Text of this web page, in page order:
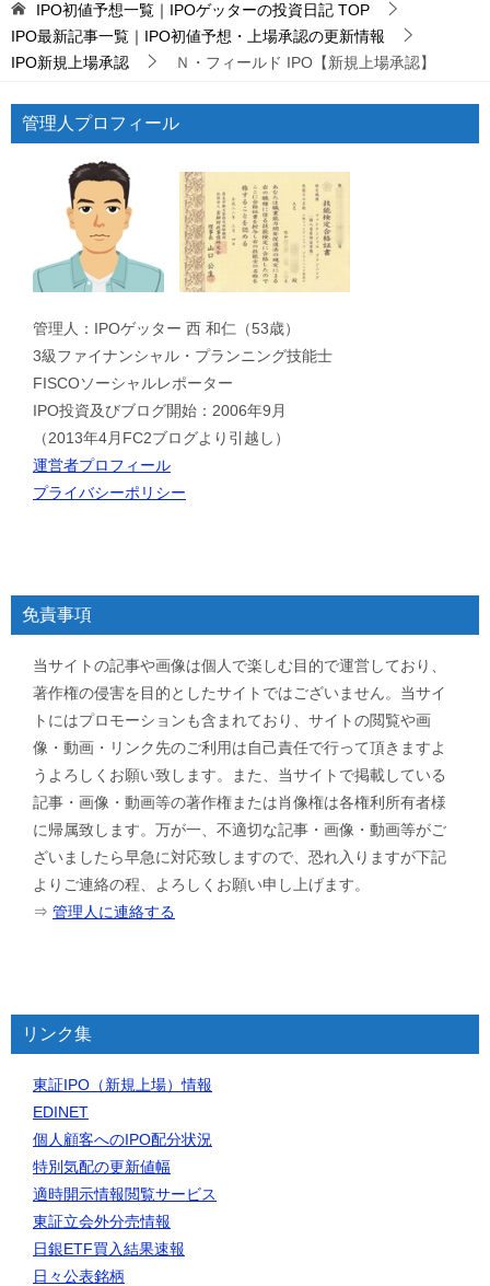
IPO初値予想一覧｜IPOゲッターの投資日記 TOP
IPO最新記事一覧｜IPO初値予想・上場承認の更新情報
IPO新規上場承認
Ｎ・フィールド IPO【新規上場承認】
管理人プロフィール
管理人：IPOゲッター 西 和仁（53歳）
3級ファイナンシャル・プランニング技能士
FISCOソーシャルレポーター
IPO投資及びブログ開始：2006年9月
（2013年4月FC2ブログより引越し）
運営者プロフィール
プライバシーポリシー
免責事項
当サイトの記事や画像は個人で楽しむ目的で運営しており、
著作権の侵害を目的としたサイトではございません。当サイ
トにはプロモーションも含まれており、サイトの閲覧や画
像・動画・リンク先のご利用は自己責任で行って頂きますよ
うよろしくお願い致します。また、当サイトで掲載している
記事・画像・動画等の著作権または肖像権は各権利所有者様
に帰属致します。万が一、不適切な記事・画像・動画等がご
ざいましたら早急に対応致しますので、恐れ入りますが下記
よりご連絡の程、よろしくお願い申し上げます。
⇒ 管理人に連絡する
リンク集
東証IPO（新規上場）情報
EDINET
個人顧客へのIPO配分状況
特別気配の更新値幅
適時開示情報閲覧サービス
東証立会外分売情報
日銀ETF買入結果速報
日々公表銘柄